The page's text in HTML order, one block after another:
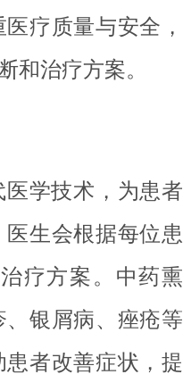
疗质量与安全，
和治疗方案。
学技术，为患者
生会根据每位患
疗方案。中药熏
银屑病、痤疮等
者改善症状，提